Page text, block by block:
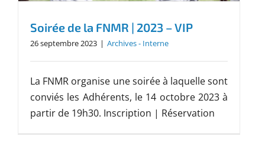
Soirée de la FNMR | 2023 – VIP
26 septembre 2023 | Archives - Interne
La FNMR organise une soirée à laquelle sont
conviés les Adhérents, le 14 octobre 2023 à
partir de 19h30. Inscription | Réservation